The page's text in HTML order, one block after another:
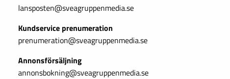
lansposten@sveagruppenmedia.se
Kundservice prenumeration
prenumeration@sveagruppenmedia.se
Annonsförsäljning
annonsbokning@sveagruppenmedia.se